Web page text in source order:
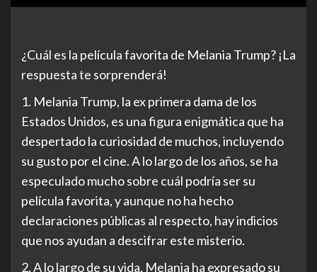
¿Cuál es la película favorita de Melania Trump? ¡La
respuesta te sorprenderá!
1. Melania Trump, la ex primera dama de los
Estados Unidos, es una figura enigmática que ha
despertado la curiosidad de muchos, incluyendo
su gusto por el cine. A lo largo de los años, se ha
especulado mucho sobre cuál podría ser su
película favorita, y aunque no ha hecho
declaraciones públicas al respecto, hay indicios
que nos ayudan a descifrar este misterio.
2. A lo largo de su vida, Melania ha expresado su